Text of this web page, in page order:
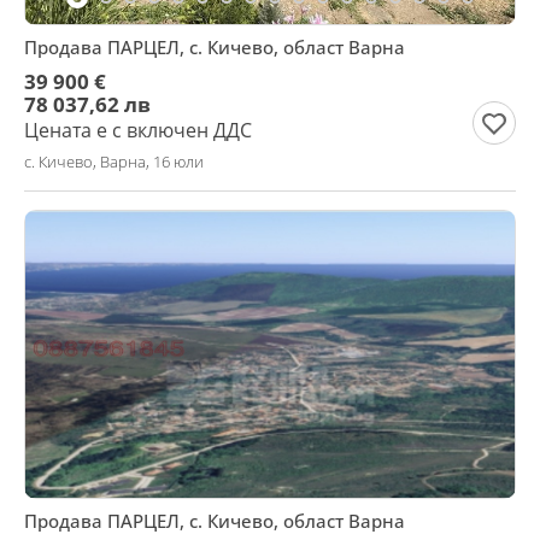
Продава ПАРЦЕЛ, с. Кичево, област Варна
39 900 €
78 037,62 лв
Цената е с включен ДДС
с. Кичево, Варна, 16 юли
Продава ПАРЦЕЛ, с. Кичево, област Варна